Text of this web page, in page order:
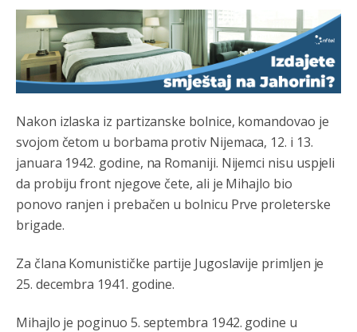
Nakon izlaska iz partizanske bolnice, komandovao je
svojom četom u borbama protiv Nijemaca, 12. i 13.
januara 1942. godine, na Romaniji. Nijemci nisu uspjeli
da probiju front njegove čete, ali je Mihajlo bio
ponovo ranjen i prebačen u bolnicu Prve proleterske
brigade.
Za člana Komunističke partije Jugoslavije primljen je
25. decembra 1941. godine.
Mihajlo je poginuo 5. septembra 1942. godine u
Анонимно2806721 8/6/2026 12:45
Sve i da se nekim čudom vojska Srbije "vrati" na
Kosovo-kome će se vratiti? Gdje je dobrodošla i koga
da brani? A imamo vojsku Kosova kojoj želimo svako
dobro i da se što bolje opreme
i mi tebi želimo dug život i tešku bolest
Анонимно2808216 8/6/2026 1:42
Akò se prevede...manji umro nego sto se rodio.
Анонимно2806721
Kuniocu ide q u guz...
8/6/2026
reconquista